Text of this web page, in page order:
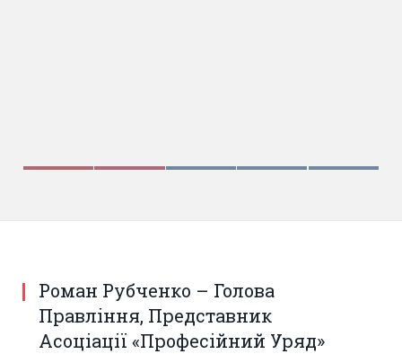
Роман Рубченко – Голова Правління, Представник
Роман Рубченко – Голова
Правління, Представник
Асоціації «Професійний Уряд»